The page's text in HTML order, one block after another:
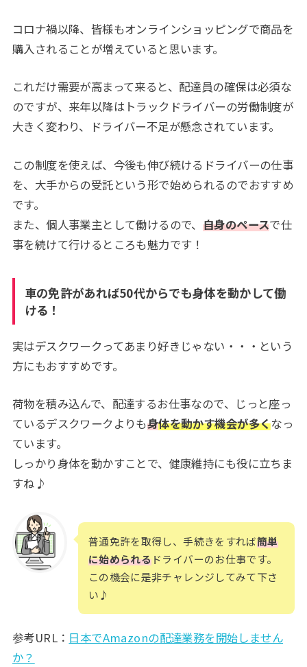
コロナ禍以降、皆様もオンラインショッピングで商品を
購入されることが増えていると思います。
これだけ需要が高まって来ると、配達員の確保は必須な
のですが、来年以降はトラックドライバーの労働制度が
大きく変わり、ドライバー不足が懸念されています。
この制度を使えば、今後も伸び続けるドライバーの仕事
を、大手からの受託という形で始められるのでおすすめ
です。
また、個人事業主として働けるので、 自身のペースで仕
事を続けて行けるところも魅力です！
車の免許があれば50代からでも身体を動かして働
ける！
実はデスクワークってあまり好きじゃない・・・という
方にもおすすめです。
荷物を積み込んで、配達するお仕事なので、じっと座っ
ているデスクワークよりも身体を動かす機会が多くなっ
ています。
しっかり身体を動かすことで、健康維持にも役に立ちま
すね♪
普通免許を取得し、手続きをすれば簡単
に始められるドライバーのお仕事です。
この機会に是非チャレンジしてみて下さ
い♪
参考URL： 日本でAmazonの配達業務を開始しません
か？